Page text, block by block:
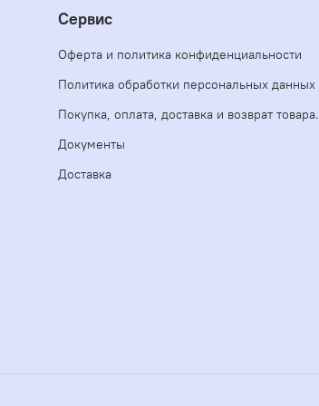
Сервис
Оферта и политика конфиденциальности
Политика обработки персональных данных
Покупка, оплата, доставка и возврат товара.
Документы
Доставка